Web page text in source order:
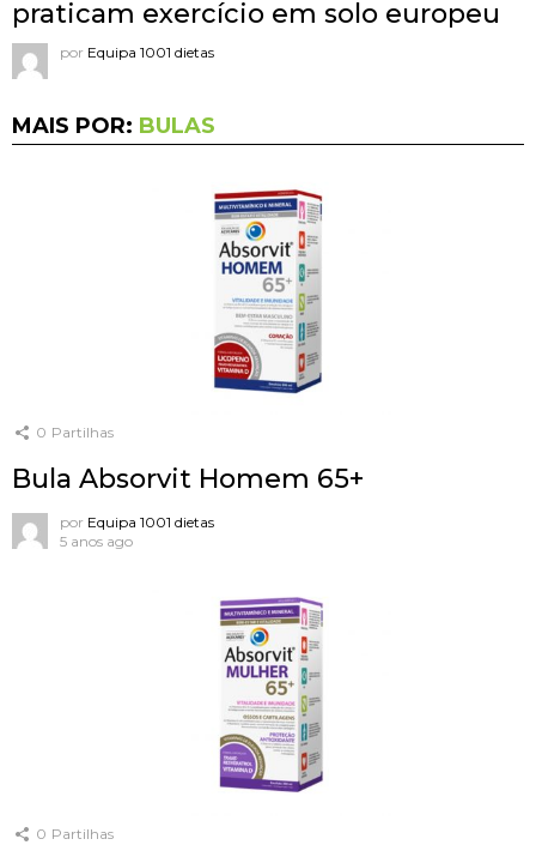
praticam exercício em solo europeu
por Equipa 1001 dietas
MAIS POR: BULAS
0 Partilhas
Bula Absorvit Homem 65+
por Equipa 1001 dietas
5 anos ago
0 Partilhas